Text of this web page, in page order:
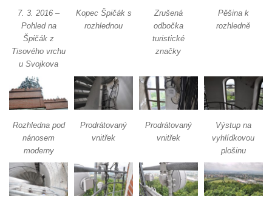
Rozhledna Eliška (Stachelberg)
Rozhledna Bismarckturm v Neugersdorfu
Rozhledna Štěpánka
Rozhledna Vysoká v Tachově
Rozhledna Strážný vrch
Rozhledna Klínovec
Rozhledna Bučina
Rozhledna Hamelika
7. 3. 2016 –
Pohled na
Špičák z
Tisového vrchu
u Svojkova
Kopec Špičák s
rozhlednou
Zrušená
odbočka
turistické
značky
Pěšina k
rozhledně
Rozhledna pod
nánosem
moderny
Prodrátovaný
vnitřek
Prodrátovaný
vnitřek
Výstup na
vyhlídkovou
plošinu